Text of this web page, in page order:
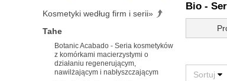
Bio -
Kosmetyki według firm i serii»
Tahe
Botanic Acabado - Seria kosmetyków
z komórkami macierzystymi o
działaniu regenerującym,
nawilżającym i nabłyszczającym